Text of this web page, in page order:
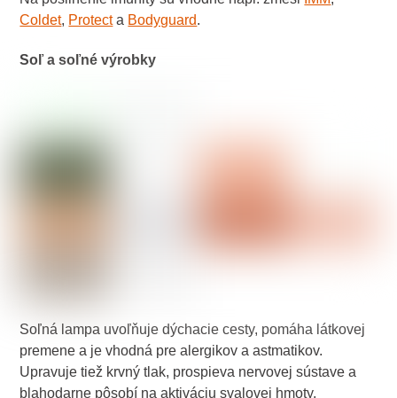
Coldet, Protecta Bodyguard.
Soľ a soľné výrobky
Soľná lampa uvoľňuje dýchacie cesty, pomáha látkovej
premene a je vhodná pre alergikov a astmatikov.
Upravuje tiež krvný tlak, prospieva nervovej sústave a
blahodarne pôsobí na aktiváciu svalovej hmoty.